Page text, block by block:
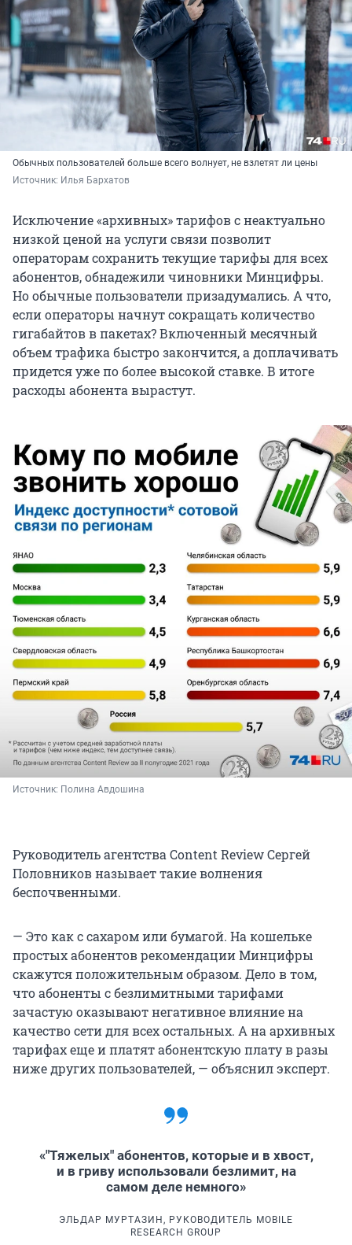
Обычных пользователей больше всего волнует, не взлетят ли цены
Источник: Илья Бархатов
Исключение «архивных» тарифов с неактуально
низкой ценой на услуги связи позволит
операторам сохранить текущие тарифы для всех
абонентов, обнадежили чиновники Минцифры.
Но обычные пользователи призадумались. А что,
если операторы начнут сокращать количество
гигабайтов в пакетах? Включенный месячный
объем трафика быстро закончится, а доплачивать
придется уже по более высокой ставке. В итоге
расходы абонента вырастут.
Источник: Полина Авдошина
Руководитель агентства Content Review Сергей
Половников называет такие волнения
беспочвенными.
— Это как с сахаром или бумагой. На кошельке
простых абонентов рекомендации Минцифры
скажутся положительным образом. Дело в том,
что абоненты с безлимитными тарифами
зачастую оказывают негативное влияние на
качество сети для всех остальных. А на архивных
тарифах еще и платят абонентскую плату в разы
ниже других пользователей, — объяснил эксперт.
«"Тяжелых" абонентов, которые и в хвост,
и в гриву использовали безлимит, на
самом деле немного»
ЭЛЬДАР МУРТАЗИН, РУКОВОДИТЕЛЬ MOBILE
RESEARCH GROUP